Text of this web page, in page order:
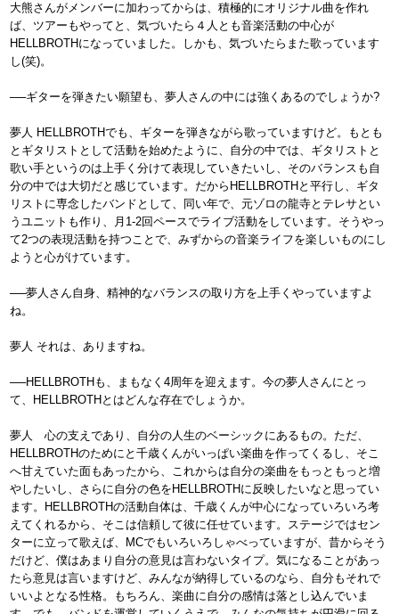
大熊さんがメンバーに加わってからは、積極的にオリジナル曲を作れ
ば、ツアーもやってと、気づいたら４人とも音楽活動の中心が
HELLBROTHになっていました。しかも、気づいたらまた歌っています
し(笑)。
──ギターを弾きたい願望も、夢人さんの中には強くあるのでしょうか?
夢人 HELLBROTHでも、ギターを弾きながら歌っていますけど。もとも
とギタリストとして活動を始めたように、自分の中では、ギタリストと
歌い手というのは上手く分けて表現していきたいし、そのバランスも自
分の中では大切だと感じています。だからHELLBROTHと平行し、ギタ
リストに専念したバンドとして、同い年で、元ゾロの龍寺とテレサとい
うユニットも作り、月1-2回ペースでライブ活動をしています。そうやっ
て2つの表現活動を持つことで、みずからの音楽ライフを楽しいものにし
ようと心がけています。
──夢人さん自身、精神的なバランスの取り方を上手くやっていますよ
ね。
夢人 それは、ありますね。
──HELLBROTHも、まもなく4周年を迎えます。今の夢人さんにとっ
て、HELLBROTHとはどんな存在でしょうか。
夢人 心の支えであり、自分の人生のベーシックにあるもの。ただ、
HELLBROTHのためにと千歳くんがいっぱい楽曲を作ってくるし、そこ
へ甘えていた面もあったから、これからは自分の楽曲をもっともっと増
やしたいし、さらに自分の色をHELLBROTHに反映したいなと思ってい
ます。HELLBROTHの活動自体は、千歳くんが中心になっていろいろ考
えてくれるから、そこは信頼して彼に任せています。ステージではセン
ターに立って歌えば、MCでもいろいろしゃべっていますが、昔からそう
だけど、僕はあまり自分の意見は言わないタイプ。気になることがあっ
たら意見は言いますけど、みんなが納得しているのなら、自分もそれで
いいよとなる性格。もちろん、楽曲に自分の感情は落とし込んでいま